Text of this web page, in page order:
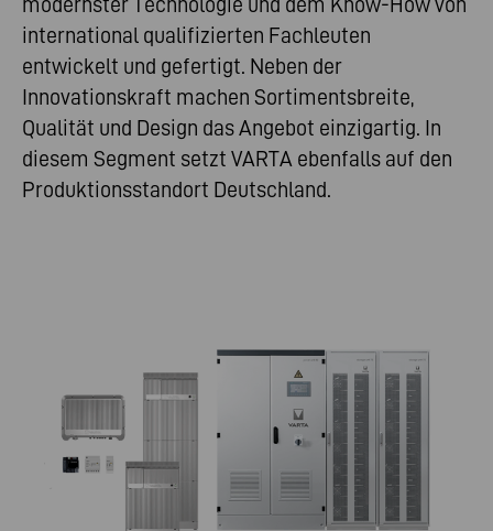
international qualifizierten Fachleuten
entwickelt und gefertigt. Neben der
Innovationskraft machen Sortimentsbreite,
Qualität und Design das Angebot einzigartig. In
diesem Segment setzt VARTA ebenfalls auf den
Produktionsstandort Deutschland.